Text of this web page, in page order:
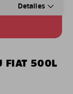
Detalles
FIAT 500L